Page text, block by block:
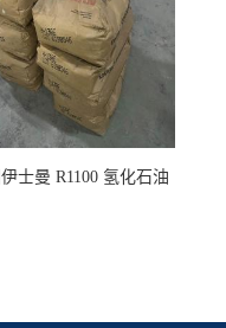
TPU助剂母粒TPU阻
面剂耐黄变剂透明滑
面滑剂防粘剂 TPU抗黄
变剂 抗黄变耐黄剂